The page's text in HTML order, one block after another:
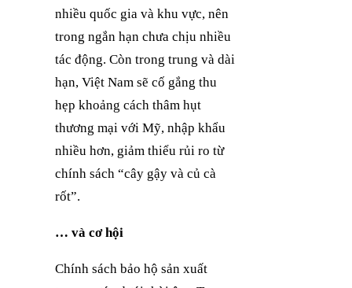
nhiều quốc gia và khu vực, nên
trong ngắn hạn chưa chịu nhiều
tác động. Còn trong trung và dài
hạn, Việt Nam sẽ cố gắng thu
hẹp khoảng cách thâm hụt
thương mại với Mỹ, nhập khẩu
nhiều hơn, giảm thiểu rủi ro từ
chính sách “cây gậy và củ cà
rốt”.
… và cơ hội
Chính sách bảo hộ sản xuất